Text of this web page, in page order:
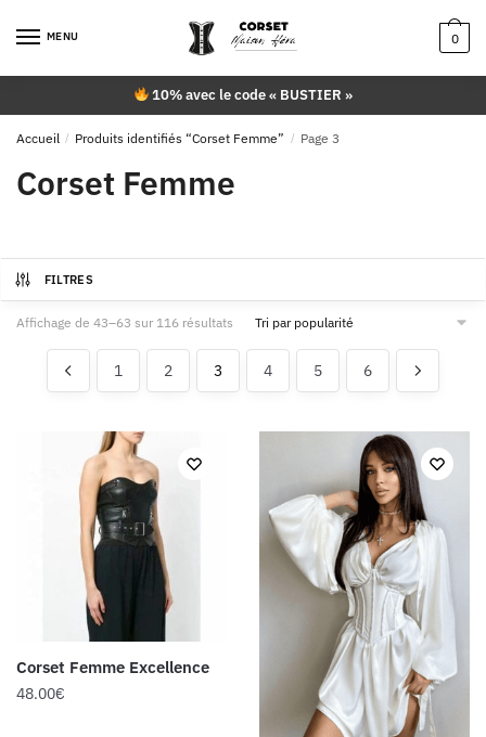
MENU 0
10% avec le code « BUSTIER »
Accueil / Produits identifiés “Corset Femme” / Page 3
Corset Femme
FILTRES
Affichage de 43–63 sur 116 résultats
1 2 3 4 5 6
Corset Femme Excellence
48.00€